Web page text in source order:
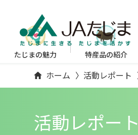
たじまの魅力 特産品の紹介
ホーム 活動レポート
活動レポート